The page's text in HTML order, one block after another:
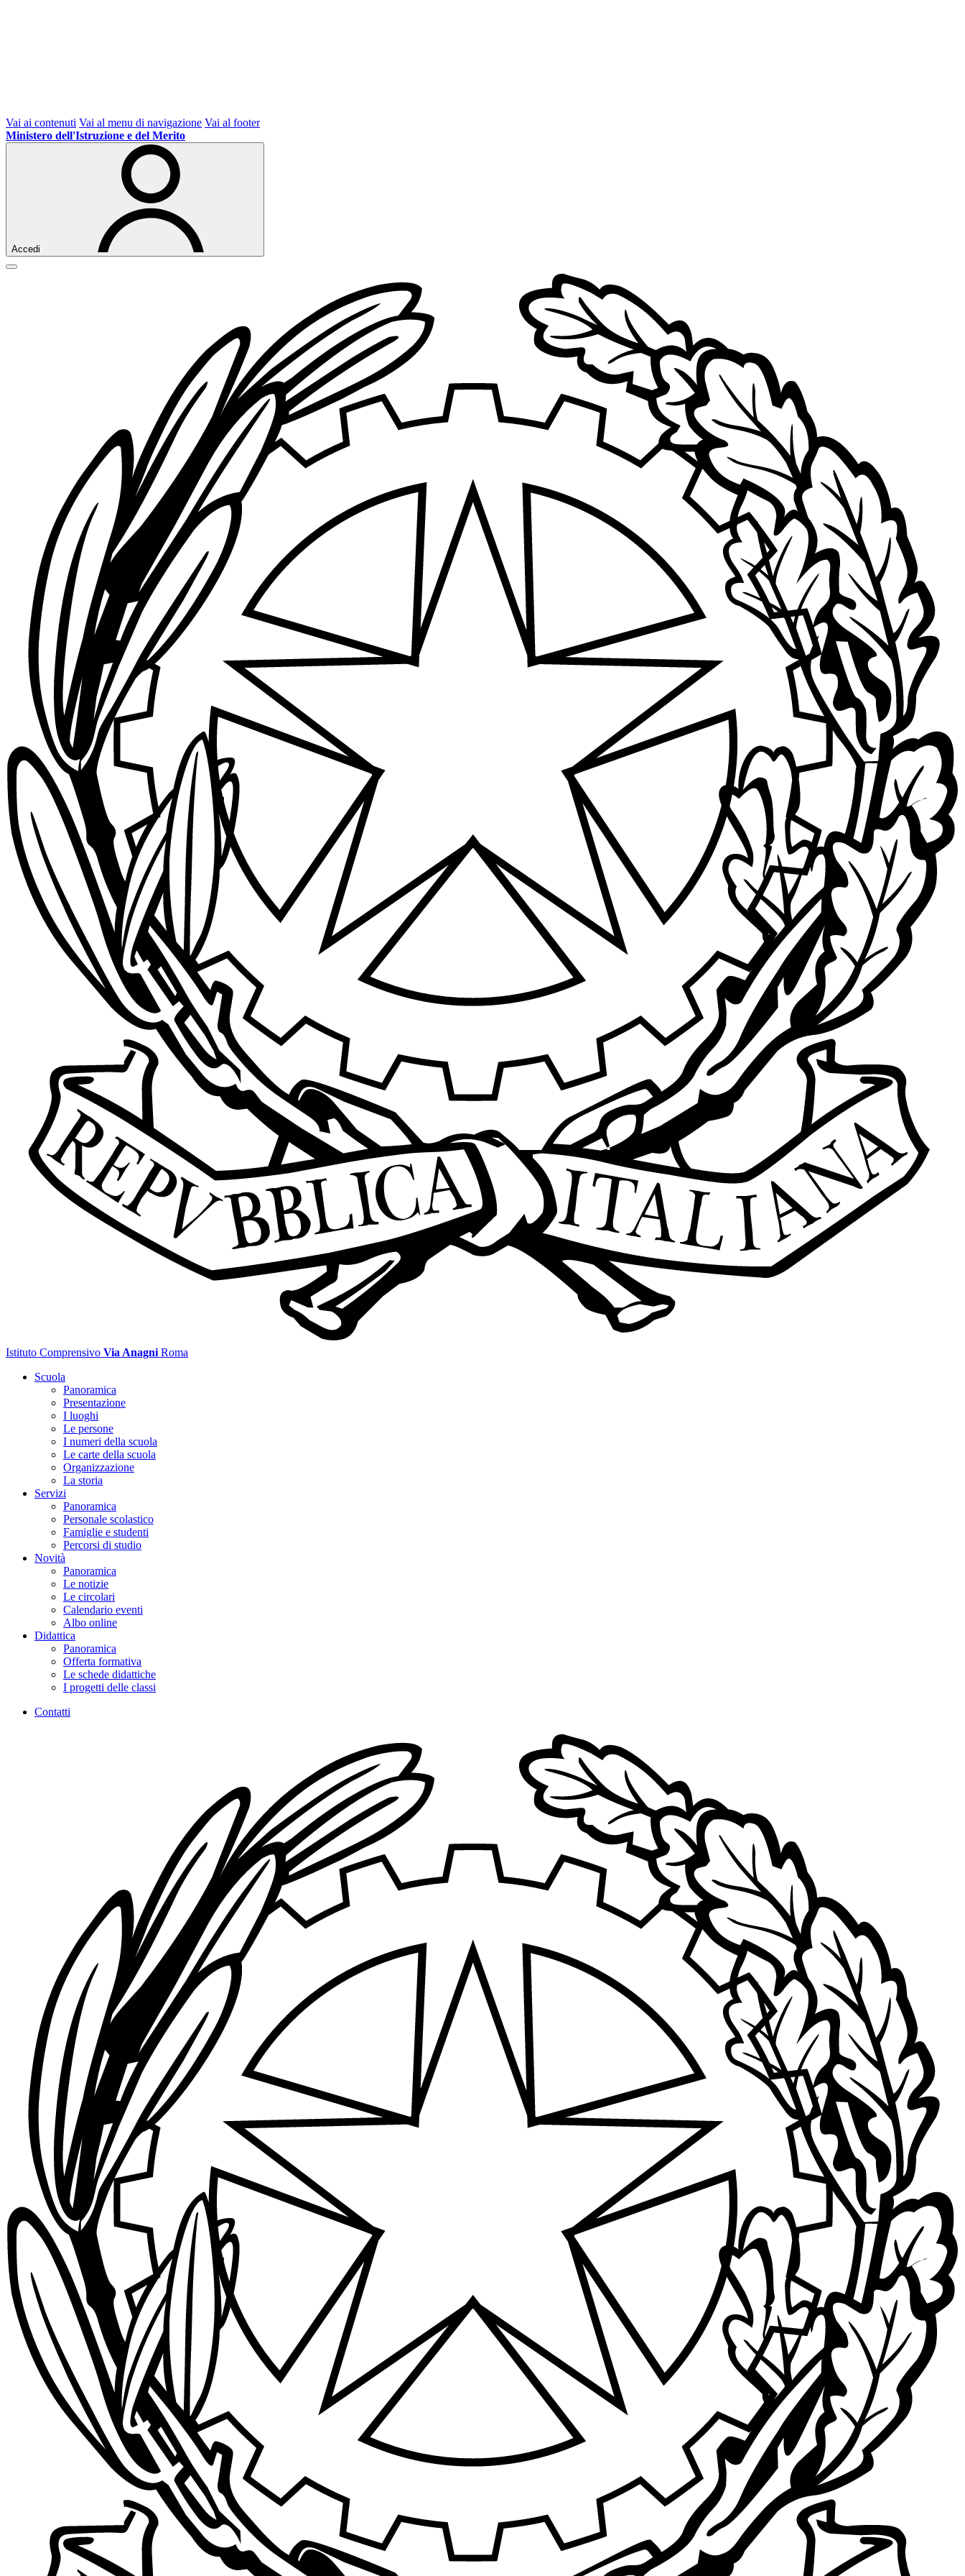
Vai ai contenuti Vai al menu di navigazione Vai al footer
Ministero dell'Istruzione e del Merito
Accedi
Istituto Comprensivo Via Anagni Roma
Scuola
Panoramica
Presentazione
I luoghi
Le persone
I numeri della scuola
Le carte della scuola
Organizzazione
La storia
Servizi
Panoramica
Personale scolastico
Famiglie e studenti
Percorsi di studio
Novità
Panoramica
Le notizie
Le circolari
Calendario eventi
Albo online
Didattica
Panoramica
Offerta formativa
Le schede didattiche
I progetti delle classi
Contatti